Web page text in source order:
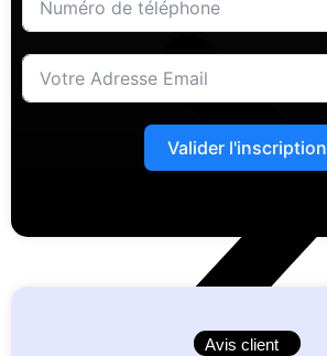
Valider l'inscription
Avis client